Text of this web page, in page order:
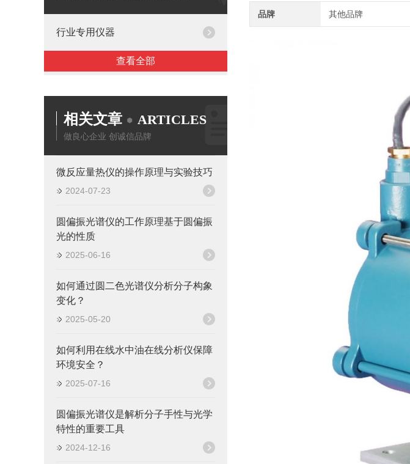
行业专用仪器
查看全部
相关文章 ARTICLES
做良心企业 创诚信品牌
微反应量热仪的操作原理与实验技巧
2024-07-23
圆偏振光谱仪的工作原理基于圆偏振
光的性质
2025-06-16
如何通过圆二色光谱仪分析分子构象
变化？
2025-05-20
如何利用在线水中油在线分析仪保障
环境安全？
2025-07-16
圆偏振光谱仪是解析分子手性与光学
特性的重要工具
2024-12-16
品牌 其他品牌